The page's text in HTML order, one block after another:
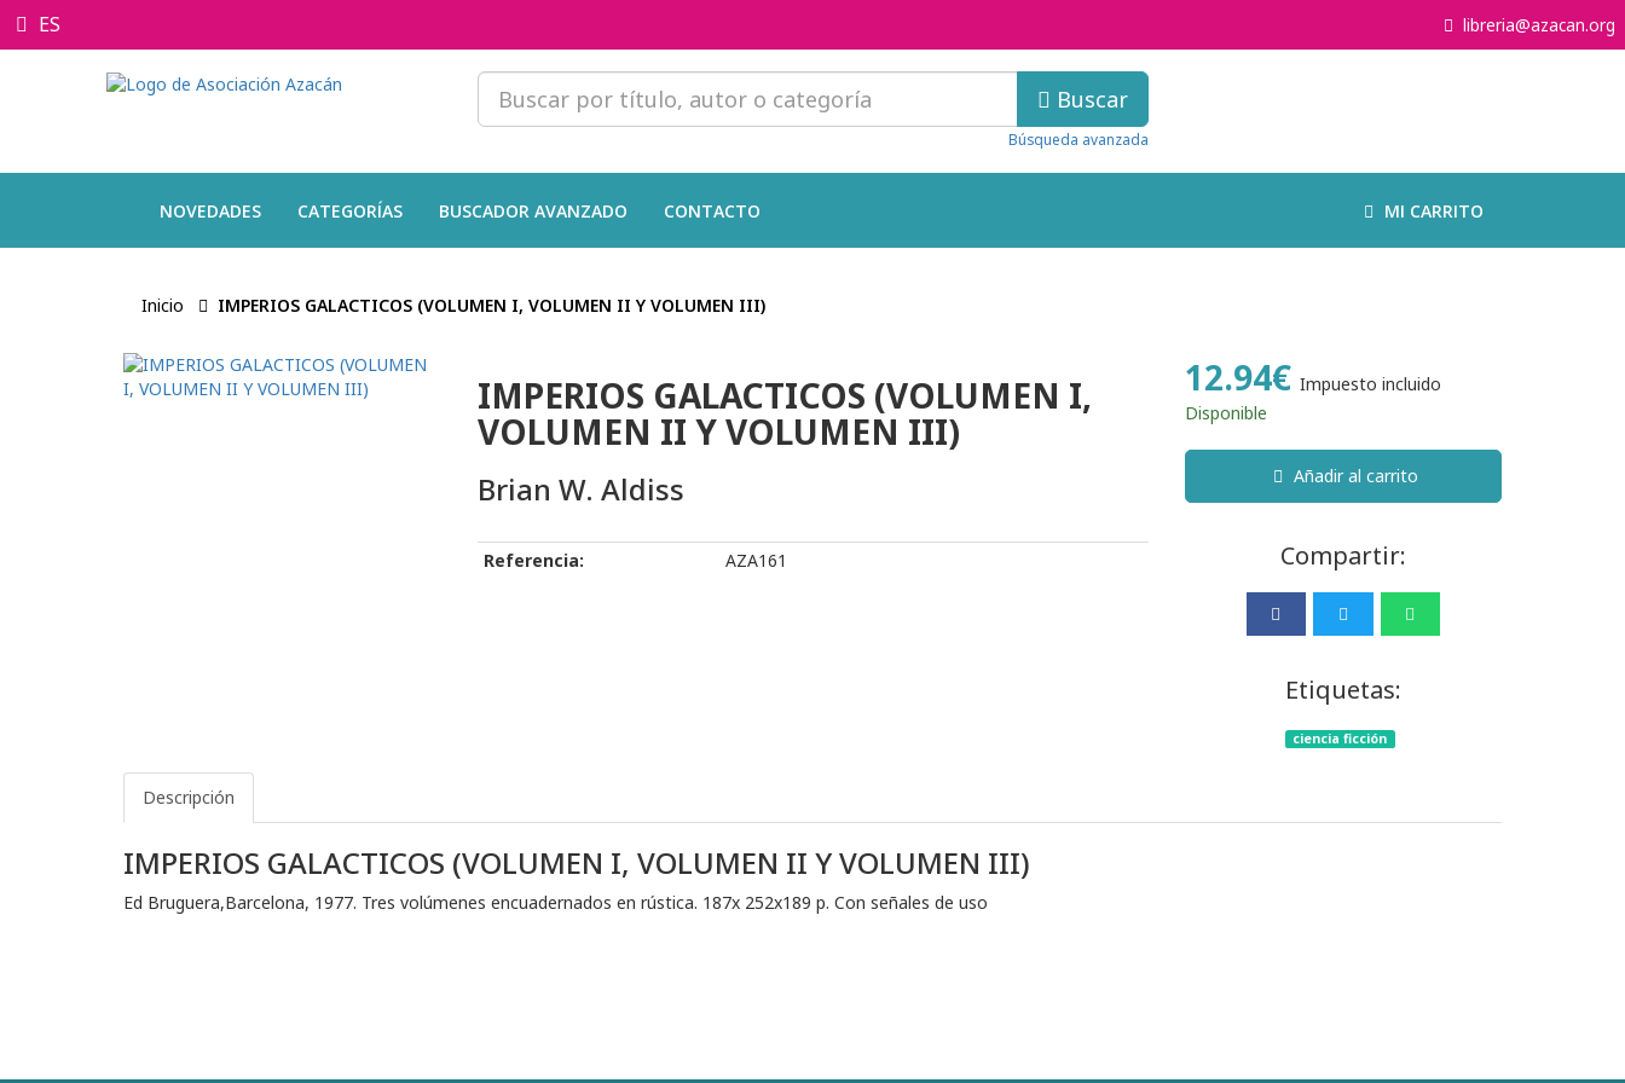
ES libreria@azacan.org
Buscar
Búsqueda avanzada
NOVEDADES CATEGORÍAS BUSCADOR AVANZADO CONTACTO MI CARRITO
Inicio IMPERIOS GALACTICOS (VOLUMEN I, VOLUMEN II Y VOLUMEN III)
IMPERIOS GALACTICOS (VOLUMEN I,
VOLUMEN II Y VOLUMEN III)
Brian W. Aldiss
Referencia: AZA161
12.94€ Impuesto incluido
Disponible
Añadir al carrito
Compartir:
Etiquetas:
ciencia ficción
Descripción
IMPERIOS GALACTICOS (VOLUMEN I, VOLUMEN II Y VOLUMEN III)
Ed Bruguera,Barcelona, 1977. Tres volúmenes encuadernados en rústica. 187x 252x189 p. Con señales de uso